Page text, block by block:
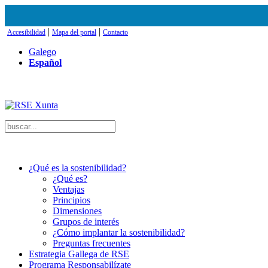
Accesibilidad | Mapa del portal | Contacto
Galego
Español
¿Qué es la sostenibilidad?
¿Qué es?
Ventajas
Principios
Dimensiones
Grupos de interés
¿Cómo implantar la sostenibilidad?
Preguntas frecuentes
Estrategia Gallega de RSE
Programa Responsabilízate